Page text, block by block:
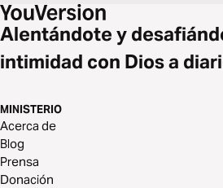
Alentándote y
intimidad con Dios a
MINISTERIO
Acerca de
Blog
Prensa
Donación